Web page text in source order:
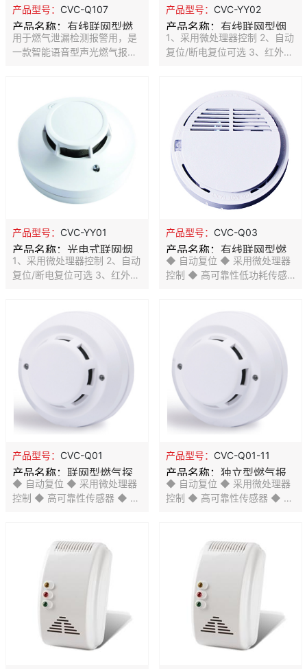
产品型号： CVC-Q107
产品名称： 有线联网型燃
气探测器
用于燃气泄漏检测报警用，是
一款智能语音型声光燃气报警
器选用高稳定性催化燃烧式传
感器,具有稳定性高,灵敏度漂
移小等特点。采用数码管显示
报警浓度,探测器可工作电压范
围在AC100V-AC240V之间,并
具备安装后备电池的功能,可使
用9V镍氢充电电池。本产品应
机可实现不同功能的联网报警
应用。
产品型号： CVC-YY02
产品名称： 有线联网型烟
雾探测器
1、采用微处理器控制 2、自动
复位/断电复位可选 3、红外光
6、金属屏蔽罩，抗电磁干扰
7、环境适应性强 8、SMT工
艺制造， 稳定性强 9、防尘、
防虫、抗白光干扰设计
产品型号： CVC-YY01
产品名称： 光电式联网烟
雾探测器
1、采用微处理器控制 2、自动
复位/断电复位可选 3、红外光
艺制造， 稳定性强 9、防尘、
防虫、抗白光干扰设计
产品型号： CVC-Q03
产品名称： 有线联网型燃
气探测器
◆ 自动复位 ◆ 采用微处理器
控制 ◆ 高可靠性低功耗传感
产品型号： CVC-Q01
产品名称： 联网型燃气探
测器
◆ 自动复位 ◆ 采用微处理器
控制 ◆ 高可靠性传感器 ◆ 故
制造， 稳定性强
产品型号： CVC-Q01-11
产品名称： 独立型燃气报
警器
◆ 自动复位 ◆ 采用微处理器
控制 ◆ 高可靠性传感器 ◆ 故
制造， 稳定性强 ◆ 可独立使
用，也可以联网